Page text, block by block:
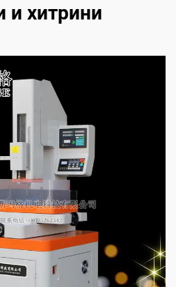
и хитрини